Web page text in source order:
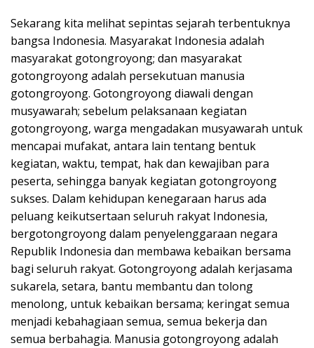
Sekarang kita melihat sepintas sejarah terbentuknya
bangsa Indonesia. Masyarakat Indonesia adalah
masyarakat gotongroyong; dan masyarakat
gotongroyong adalah persekutuan manusia
gotongroyong. Gotongroyong diawali dengan
musyawarah; sebelum pelaksanaan kegiatan
gotongroyong, warga mengadakan musyawarah untuk
mencapai mufakat, antara lain tentang bentuk
kegiatan, waktu, tempat, hak dan kewajiban para
peserta, sehingga banyak kegiatan gotongroyong
sukses. Dalam kehidupan kenegaraan harus ada
peluang keikutsertaan seluruh rakyat Indonesia,
bergotongroyong dalam penyelenggaraan negara
Republik Indonesia dan membawa kebaikan bersama
bagi seluruh rakyat. Gotongroyong adalah kerjasama
sukarela, setara, bantu membantu dan tolong
menolong, untuk kebaikan bersama; keringat semua
menjadi kebahagiaan semua, semua bekerja dan
semua berbahagia. Manusia gotongroyong adalah